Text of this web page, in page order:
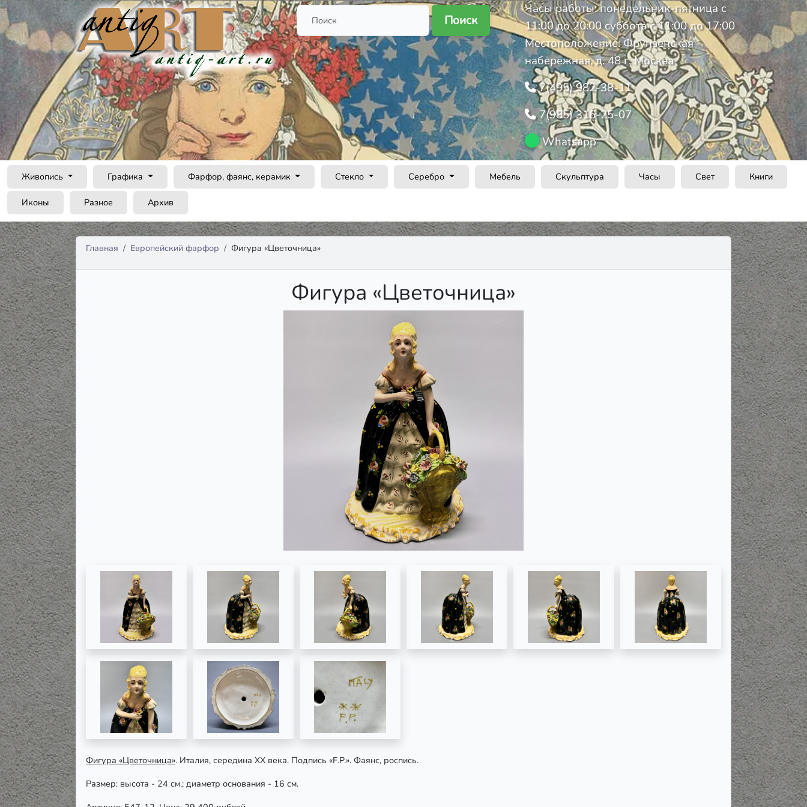
Поиск
Часы работы: понедельник-пятница с
11:00 до 20:00 суббота с 11:00 до 17:00
Местоположение: Фрунзенская
набережная, д. 48 г. Москва
7(495) 982-38-11
7(985) 316-25-07
Whatsapp
Живопись Графика Фарфор, фаянс, керамик Стекло Серебро Мебель Скульптура Часы Свет Книги
Иконы Разное Архив
Главная Европейский фарфор Фигура «Цветочница»
Фигура «Цветочница»
Фигура «Цветочница». Италия, середина ХХ века. Подпись «F.P.». Фаянс, роспись.
Размер: высота - 24 см.; диаметр основания - 16 см.